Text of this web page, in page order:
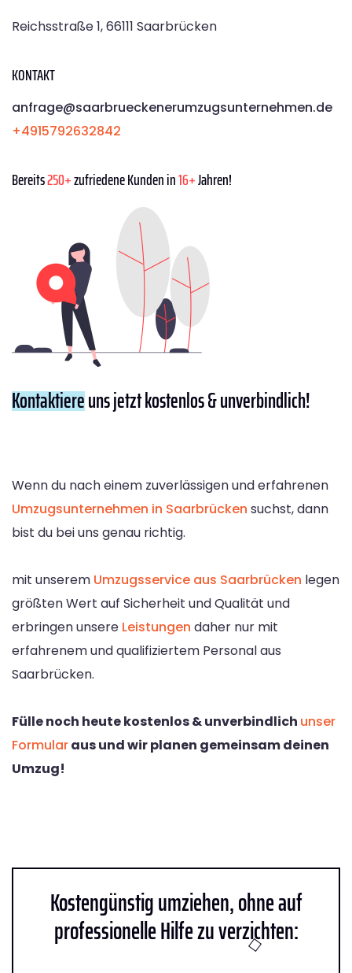
Reichsstraße 1, 66111 Saarbrücken
KONTAKT
anfrage@saarbrueckenerumzugsunternehmen.de
+4915792632842
Bereits250+zufriedene Kunden in16+Jahren!
Kontaktiereuns jetzt kostenlos & unverbindlich!
Wenn du nach einem zuverlässigen und erfahrenen
Umzugsunternehmen in Saarbrücken suchst, dann
bist du bei uns genau richtig.
mit unserem Umzugsservice aus Saarbrücken legen
größten Wert auf Sicherheit und Qualität und
erbringen unsere Leistungen daher nur mit
erfahrenem und qualifiziertem Personal aus
Saarbrücken.
Fülle noch heute kostenlos & unverbindlich unser
Formularaus und wir planen gemeinsam deinen
Umzug!
Kostengünstig umziehen, ohne auf
professionelle Hilfe zu verzichten: